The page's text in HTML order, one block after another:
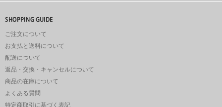
ご注文について
お支払と送料について
配送について
返品・交換・キャンセルについて
商品の在庫について
よくある質問
特定商取引に基づく表記